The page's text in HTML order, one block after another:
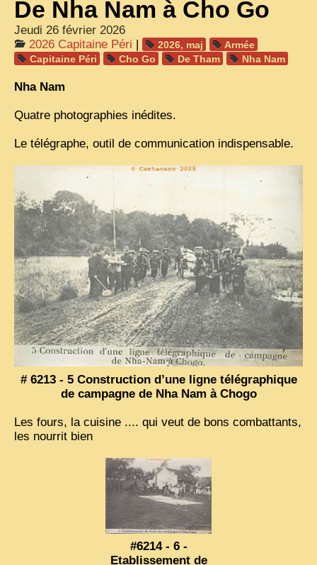
PHOTOGRAPHES, EDITEURS
ILLUSTRATEURS
TONKIN
LAOS
CAMBODGE
REMARQUABLES
VIETNAM 1950
ALBUMS DE FAMILLE
INDOCHINE HISTORIQUE
ARMÉE, JUSTICE, EDUCATION, RELIGION...
MÉTIERS, FÊTES, TRANSPORTS
INSOLITES
De Nha Nam à Cho Go
Jeudi 26 février 2026
2026 Capitaine Péri | 2026, maj
Armée
Capitaine Péri
Cho Go De Tham Nha Nam
Nha Nam
Quatre photographies inédites.
Le télégraphe, outil de communication indispensable.
# 6213 - 5 Construction d’une ligne télégraphique
de campagne de Nha Nam à Chogo
Les fours, la cuisine .... qui veut de bons combattants,
les nourrit bien
#6214 - 6 -
Etablissement de